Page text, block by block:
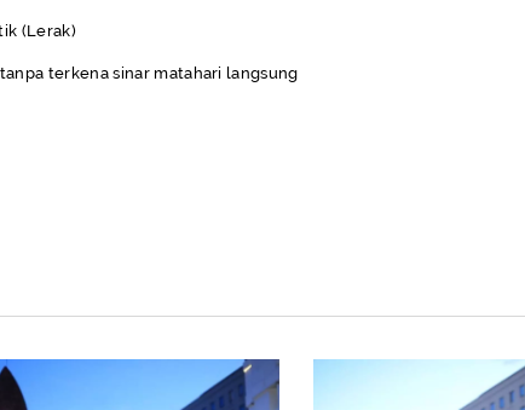
(Lerak)
terkena sinar matahari langsung